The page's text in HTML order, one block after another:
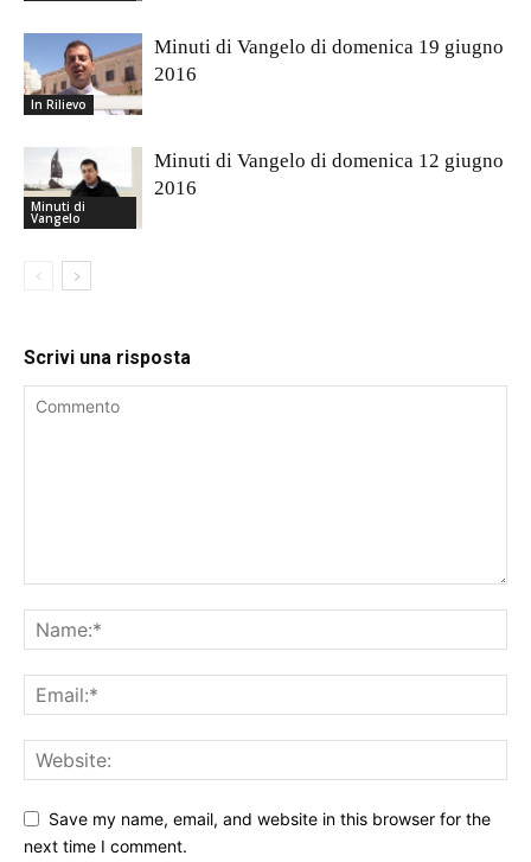
In Rilievo
Minuti di Vangelo di domenica 19 giugno
2016
Minuti di
Vangelo
Minuti di Vangelo di domenica 12 giugno
2016
Scrivi una risposta
Save my name, email, and website in this browser for the
next time I comment.